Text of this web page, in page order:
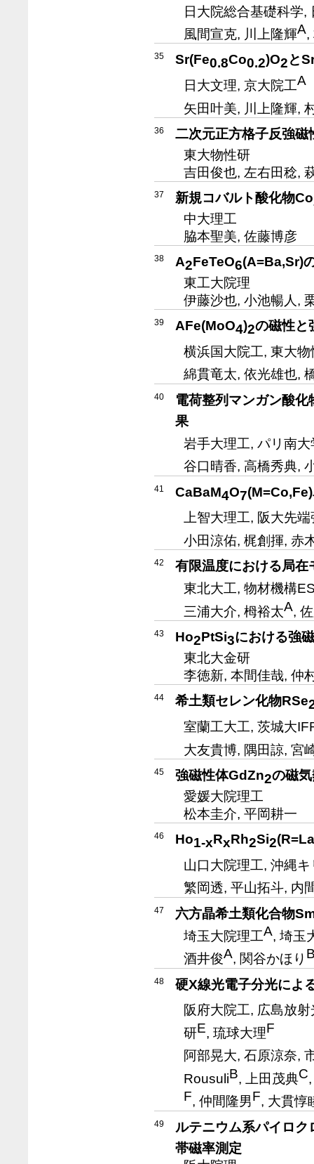
日大院総合基礎科学,
風間宣克, 川上隆輝A,
35 Sr(Fe0.8Co0.2)O2と
日大文理, 京大院工A
矢田叶美, 川上隆輝,
36
二次元正方格子反強磁
東大物性研
吉田俊也, 左右田稔,
37 新規コバルト酸化物Co
中大理工
脇本聖美, 佐藤博彦
38 A2FeTeO6(A=Ba,Sr)
東工大院理
伊藤沙也, 小池暢人,
39 AFe(MoO4)2の磁性と
横浜国大院工, 東大物
綿貫竜太, 依光雄也,
40
電荷整列マンガン酸化
果
岩手大理工, パリ南大
谷口晴香, 高橋秀典,
41 CaBaM4O7
上智大理工, 阪大先端
小田涼佑, 梶創揮, 赤
42
有限温度における局
東北大工, 物材機構
三浦大介, 栂裕太A,
43 Ho2PtSi3における強
東北大金研
李徳新, 本間佳哉, 仲
44 希土類セレン化物RSe
室蘭工大工, 茨城大
大友貴博, 隅田諒, 宮
45 強磁性体GdZn2の磁
愛媛大院理工
松本圭介, 平岡耕一
46 Ho1-xRxRh2Si2
山口大院理工, 沖縄
繁岡透, 平山拓斗, 内
47
六方晶希土類化合物
埼玉大院理工A, 埼玉
酒井俊A, 関谷かほり
48
硬X線光電子分光によ
阪府大院工, 広島放射
研E, 琉球大理F
阿部晃大, 石原涼奈,
RousuliB, 上田茂典C
F, 仲間隆男F, 大貫惇
49
ルテニウム系パイロク
帯磁率測定